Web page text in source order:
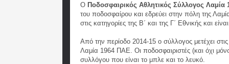
Ο Ποδοσφαιρικός Αθλητικός Σύλλογος Λαμία
του ποδοσφαίρου και εδρεύει στην πόλη της
στις κατηγορίες της Β΄ και της Γ΄ Εθνικής και
Από την περίοδο 2014-15 ο σύλλογος μετέχει
Λαμία 1964 ΠΑΕ. Οι ποδοσφαιριστές (και όχι
συλλόγου που είναι το μπλε και το λευκό.